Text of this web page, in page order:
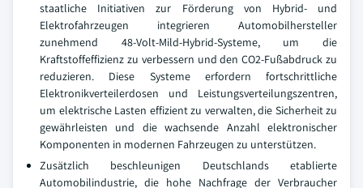
staatliche Initiativen zur Förderung von Hybrid- und
Elektrofahrzeugen integrieren Automobilhersteller
zunehmend 48-Volt-Mild-Hybrid-Systeme, um die
Kraftstoffeffizienz zu verbessern und den CO2-Fußabdruck zu
reduzieren. Diese Systeme erfordern fortschrittliche
Elektronikverteilerdosen und Leistungsverteilungszentren,
um elektrische Lasten effizient zu verwalten, die Sicherheit zu
gewährleisten und die wachsende Anzahl elektronischer
Komponenten in modernen Fahrzeugen zu unterstützen.
Zusätzlich beschleunigen Deutschlands etablierte
Automobilindustrie, die hohe Nachfrage der Verbraucher